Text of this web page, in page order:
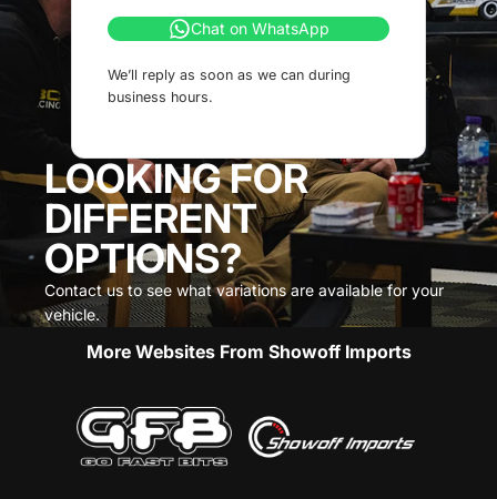
Chat on WhatsApp
We’ll reply as soon as we can during
business hours.
LOOKING FOR
DIFFERENT
OPTIONS?
Contact us to see what variations are available for your
vehicle.
More Websites From Showoff Imports